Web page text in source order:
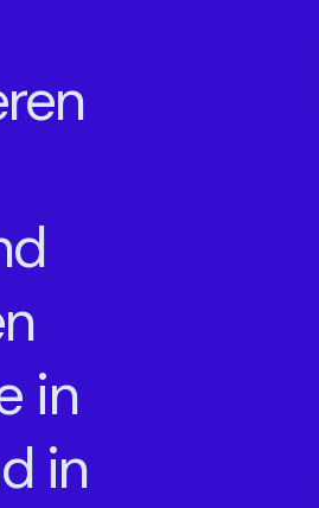
in
in